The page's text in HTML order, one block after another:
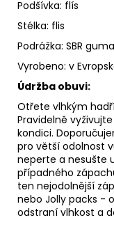
Podšívka: flís
Stélka: flis
Podrážka: SBR
Vyrobeno: v
Údržba obuvi:
Otřete vlhkým
Pravidelně
kondici.
pro větší odolnost
neperte a nesušte
případného
ten nejodolnější
nebo Jolly packs -
odstraní vlhkost a